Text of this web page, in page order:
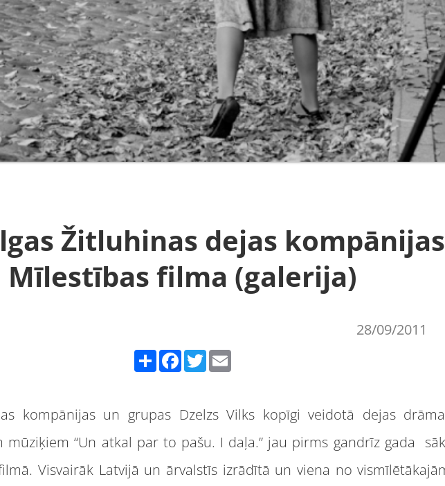
Žitluhinas dejas kompānijas
Mīlestības filma (galerija)
28/09/2011
Share FacebookTwitter
kompānijas un grupas Dzelzs Vilks kopīgi veidotā dejas
“Un atkal par to pašu. I daļa.” jau pirms gandrīz gada
Visvairāk Latvijā un ārvalstīs izrādītā un viena no